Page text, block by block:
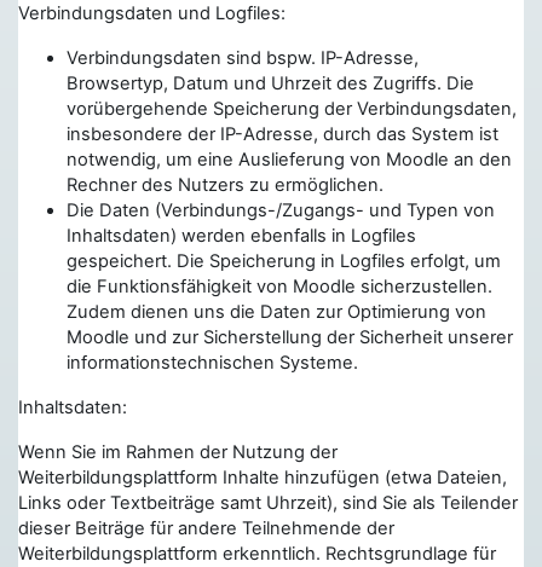
Verbindungsdaten und Logfiles:
Verbindungsdaten sind bspw. IP-Adresse,
Browsertyp, Datum und Uhrzeit des Zugriffs. Die
vorübergehende Speicherung der Verbindungsdaten,
insbesondere der IP-Adresse, durch das System ist
notwendig, um eine Auslieferung von Moodle an den
Rechner des Nutzers zu ermöglichen.
Die Daten (Verbindungs-/Zugangs- und Typen von
Inhaltsdaten) werden ebenfalls in Logfiles
gespeichert. Die Speicherung in Logfiles erfolgt, um
die Funktionsfähigkeit von Moodle sicherzustellen.
Zudem dienen uns die Daten zur Optimierung von
Moodle und zur Sicherstellung der Sicherheit unserer
informationstechnischen Systeme.
Inhaltsdaten:
Wenn Sie im Rahmen der Nutzung der
Weiterbildungsplattform Inhalte hinzufügen (etwa Dateien,
Links oder Textbeiträge samt Uhrzeit), sind Sie als Teilender
dieser Beiträge für andere Teilnehmende der
Weiterbildungsplattform erkenntlich. Rechtsgrundlage für